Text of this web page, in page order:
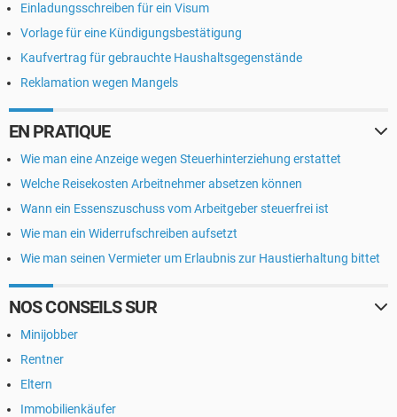
Einladungsschreiben für ein Visum
Vorlage für eine Kündigungsbestätigung
Kaufvertrag für gebrauchte Haushaltsgegenstände
Reklamation wegen Mangels
EN PRATIQUE
Wie man eine Anzeige wegen Steuerhinterziehung erstattet
Welche Reisekosten Arbeitnehmer absetzen können
Wann ein Essenszuschuss vom Arbeitgeber steuerfrei ist
Wie man ein Widerrufschreiben aufsetzt
Wie man seinen Vermieter um Erlaubnis zur Haustierhaltung bittet
NOS CONSEILS SUR
Minijobber
Rentner
Eltern
Immobilienkäufer